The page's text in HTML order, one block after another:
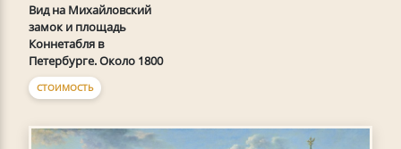
Вид на Михайловский
замок и площадь
Коннетабля в
Петербурге. Около 1800
СТОИМОСТЬ